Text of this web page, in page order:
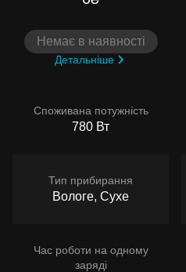
Немає в наявності
Детальніше
Споживана потужність
780 Вт
Тип прибирання
Вологе, Сухе
Час роботи на одному
заряді